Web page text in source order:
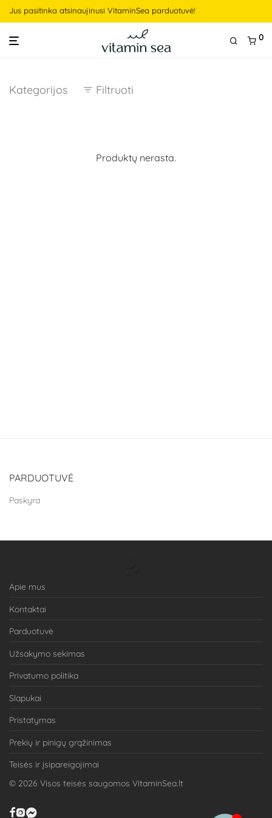
Jus pasitinka atsinaujinusi VitaminSea parduotuvė!
0
Kategorijos Filtruoti
Produktų nerasta.
PARDUOTUVĖ
Paskyra
Apie mus
Kontaktai
Parduotuvė
Užsakymo sekimas
Privatumo politika
Slapukai
Pristatymas
Prekių ir pinigų grąžinimas
Teisės ir įsipareigojimai
© 2026 Visos teisės saugomos VitaminSea.lt